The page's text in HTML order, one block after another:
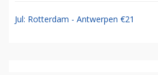
Jul: Rotterdam - Antwerpen €21